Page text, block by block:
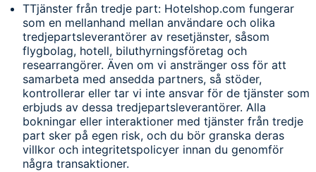
TTjänster från tredje part: Hotelshop.com fungerar
som en mellanhand mellan användare och olika
tredjepartsleverantörer av resetjänster, såsom
flygbolag, hotell, biluthyrningsföretag och
researrangörer. Även om vi anstränger oss för att
samarbeta med ansedda partners, så stöder,
kontrollerar eller tar vi inte ansvar för de tjänster som
erbjuds av dessa tredjepartsleverantörer. Alla
bokningar eller interaktioner med tjänster från tredje
part sker på egen risk, och du bör granska deras
villkor och integritetspolicyer innan du genomför
några transaktioner.